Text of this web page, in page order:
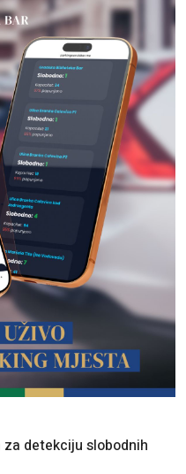
detekciju slobodnih